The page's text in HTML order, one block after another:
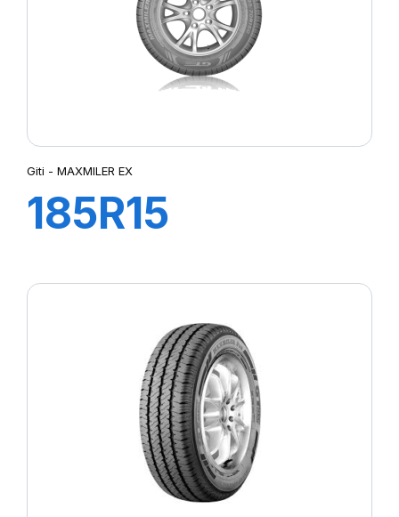
Giti - MAXMILER EX
185R15
MAXMILER-X